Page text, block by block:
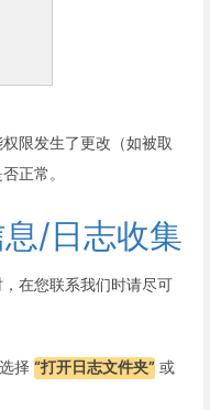
限发生了更改（如被取
正常。
/日志收集
在您联系我们时请尽可
择 “打开日志文件夹” 或